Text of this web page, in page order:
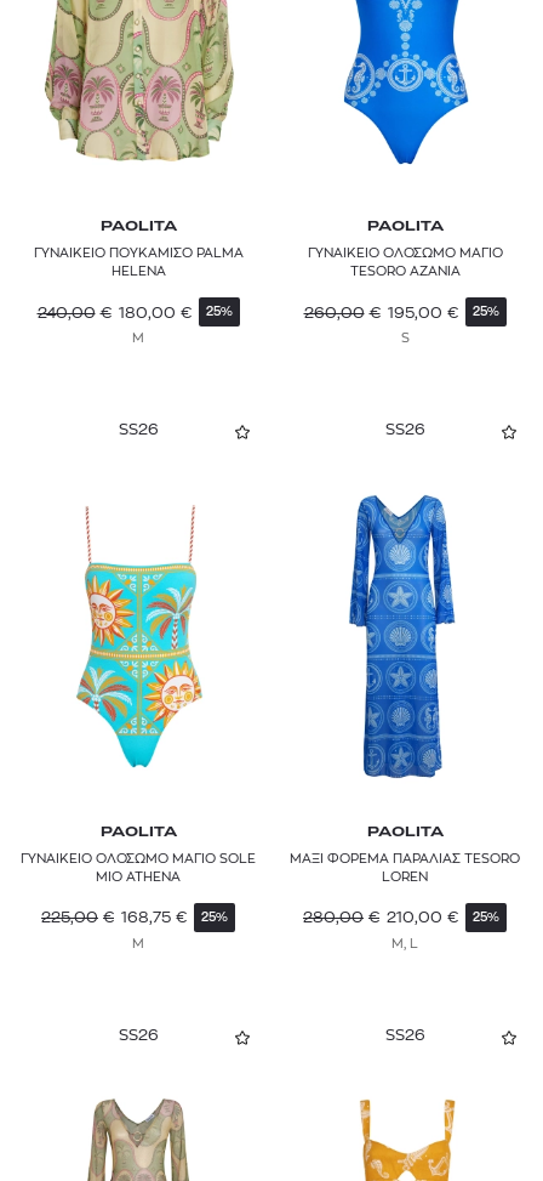
PAOLITA
ΓΥΝΑΙΚΕΙΟ ΠΟΥΚΑΜΙΣΟ PALMA
HELENA
240,00 € 180,00 € 25%
M
PAOLITA
ΓΥΝΑΙΚΕΙΟ ΟΛΟΣΩΜΟ ΜΑΓΙΟ
TESORO AZANIA
260,00 € 195,00 € 25%
S
SS26
PAOLITA
ΓΥΝΑΙΚΕΙΟ ΟΛΟΣΩΜΟ ΜΑΓΙΟ SOLE
MIO ATHENA
225,00 € 168,75 € 25%
M
SS26
PAOLITA
ΜΑΞΙ ΦΟΡΕΜΑ ΠΑΡΑΛΙΑΣ TESORO
LOREN
280,00 € 210,00 € 25%
M, L
SS26 SS26